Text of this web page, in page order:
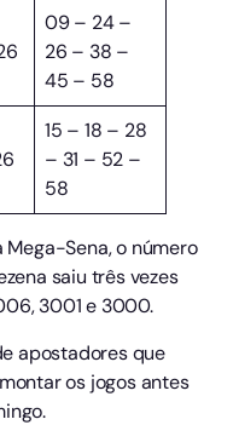
09 – 24 –
26 – 38 –
45 – 58
15 – 18 – 28
– 31 – 52 –
58
Mega-Sena, o número
saiu três vezes
3001 e 3000.
apostadores que
os jogos antes